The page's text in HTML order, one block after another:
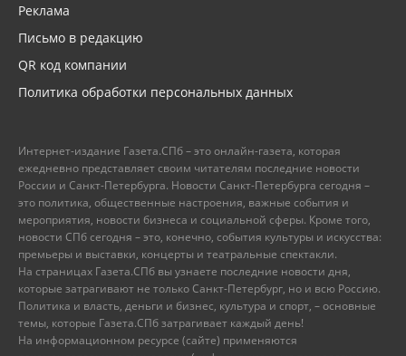
Реклама
Письмо в редакцию
QR код компании
Политика обработки персональных данных
Интернет-издание Газета.СПб – это онлайн-газета, которая
ежедневно представляет своим читателям последние новости
России и Санкт-Петербурга. Новости Санкт-Петербурга сегодня –
это политика, общественные настроения, важные события и
мероприятия, новости бизнеса и социальной сферы. Кроме того,
новости СПб сегодня – это, конечно, события культуры и искусства:
премьеры и выставки, концерты и театральные спектакли.
На страницах Газета.СПб вы узнаете последние новости дня,
которые затрагивают не только Санкт-Петербург, но и всю Россию.
Политика и власть, деньги и бизнес, культура и спорт, – основные
темы, которые Газета.СПб затрагивает каждый день!
На информационном ресурсе (сайте) применяются